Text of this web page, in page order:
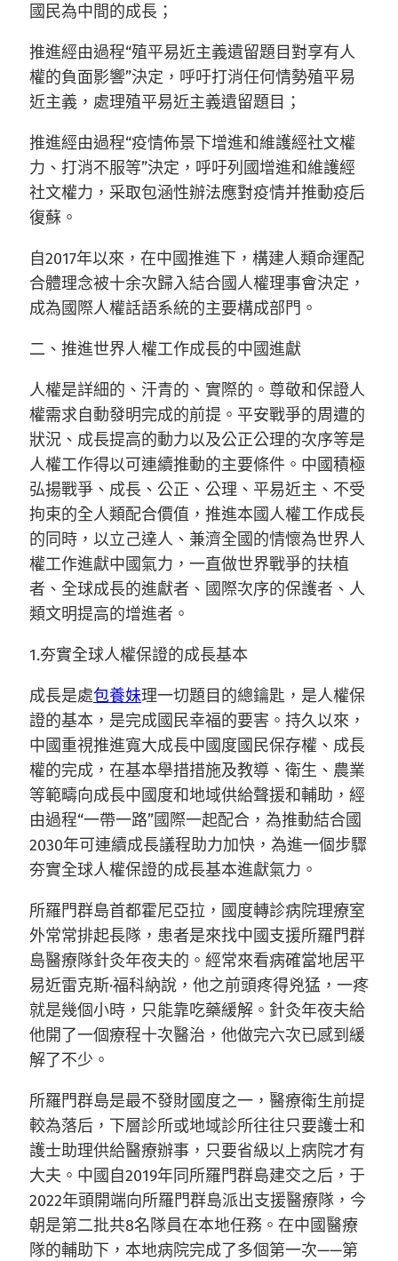
國民為中間的成長；
推進經由過程“殖平易近主義遺留題目對享有人
權的負面影響”決定，呼吁打消任何情勢殖平易
近主義，處理殖平易近主義遺留題目；
推進經由過程“疫情佈景下增進和維護經社文權
力、打消不服等”決定，呼吁列國增進和維護經
社文權力，采取包涵性辦法應對疫情并推動疫后
復蘇。
自2017年以來，在中國推進下，構建人類命運配
合體理念被十余次歸入結合國人權理事會決定，
成為國際人權話語系統的主要構成部門。
二、推進世界人權工作成長的中國進獻
人權是詳細的、汗青的、實際的。尊敬和保證人
權需求自動發明完成的前提。平安戰爭的周遭的
狀況、成長提高的動力以及公正公理的次序等是
人權工作得以可連續推動的主要條件。中國積極
弘揚戰爭、成長、公正、公理、平易近主、不受
拘束的全人類配合價值，推進本國人權工作成長
的同時，以立己達人、兼濟全國的情懷為世界人
權工作進獻中國氣力，一直做世界戰爭的扶植
者、全球成長的進獻者、國際次序的保護者、人
類文明提高的增進者。
1.夯實全球人權保證的成長基本
成長是處包養妹理一切題目的總鑰匙，是人權保
證的基本，是完成國民幸福的要害。持久以來，
中國重視推進寬大成長中國度國民保存權、成長
權的完成，在基本舉措措施及教導、衛生、農業
等範疇向成長中國度和地域供給聲援和輔助，經
由過程“一帶一路”國際一起配合，為推動結合國
2030年可連續成長議程助力加快，為進一個步驟
夯實全球人權保證的成長基本進獻氣力。
所羅門群島首都霍尼亞拉，國度轉診病院理療室
外常常排起長隊，患者是來找中國支援所羅門群
島醫療隊針灸年夜夫的。經常來看病確當地居平
易近雷克斯·福科納說，他之前頭疼得兇猛，一疼
就是幾個小時，只能靠吃藥緩解。針灸年夜夫給
他開了一個療程十次醫治，他做完六次已感到緩
解了不少。
所羅門群島是最不發財國度之一，醫療衛生前提
較為落后，下層診所或地域診所往往只要護士和
護士助理供給醫療辦事，只要省級以上病院才有
大夫。中國自2019年同所羅門群島建交之后，于
2022年頭開端向所羅門群島派出支援醫療隊，今
朝是第二批共8名隊員在本地任務。在中國醫療
隊的輔助下，本地病院完成了多個第一次——第